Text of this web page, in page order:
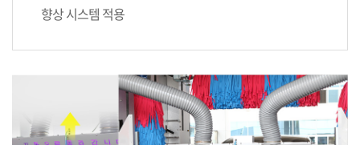
향상 시스템 적용